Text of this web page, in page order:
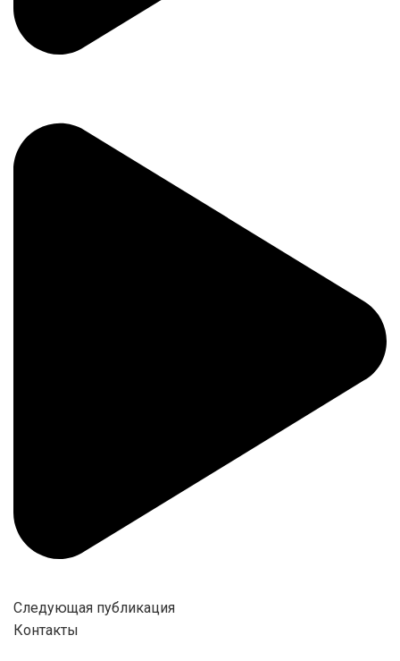
Следующая публикация
Контакты